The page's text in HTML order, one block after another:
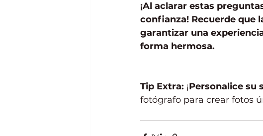
¡Al aclarar estas
confianza! Recuerde que
garantizar una
forma hermosa.
Tip Extra: ¡Personalice su
fotógrafo para crear fotos